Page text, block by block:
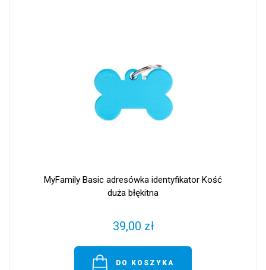
MyFamily Basic adresówka identyfikator Kość
duża błękitna
39,00 zł
DO KOSZYKA